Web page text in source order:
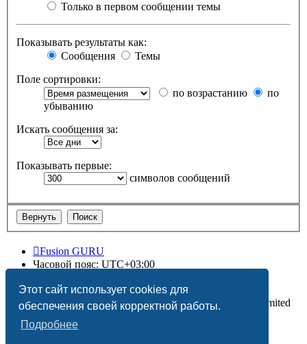
Этот сайт использует cookies для
обеспечения своей корректной работы.
Подробнее
Только в первом сообщении темы
Показывать результаты как:
Сообщения
Темы
Поле сортировки:
по возрастанию
по
убыванию
Искать сообщения за:
Показывать первые:
символов сообщений
Fusion GURU
Часовой пояс: UTC+03:00
Создано на основеphpBB® Forum Software © phpBB Limited